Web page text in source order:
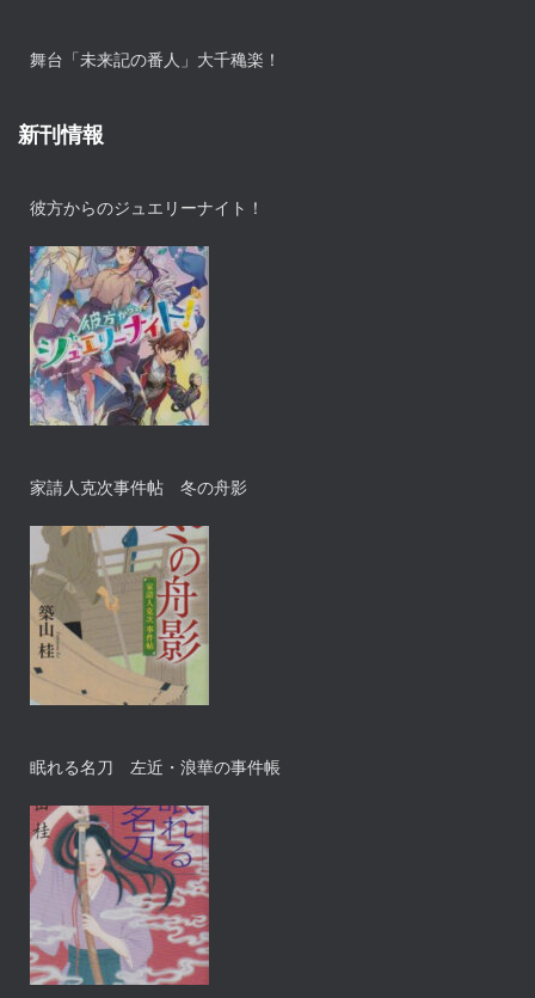
舞台「未来記の番人」大千穐楽！
新刊情報
彼方からのジュエリーナイト！
家請人克次事件帖 冬の舟影
眠れる名刀 左近・浪華の事件帳